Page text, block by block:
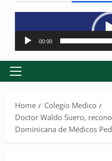
00:00
Primary
Home
Colegio Medico
Doctor Waldo Suero,
Dominicana de Médicos